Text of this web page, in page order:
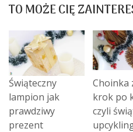
TO MOŻE CIĘ
Świąteczny
lampion jak
prawdziwy
prezent
Choinka
krok po
czyli